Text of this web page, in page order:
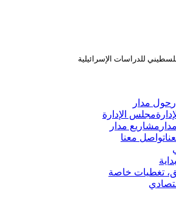
للدراسات الإسرائيلية
حول مدار
مجلس الإدارة
مشاريع مدار
تواصل معنا
تغطيات خاصة